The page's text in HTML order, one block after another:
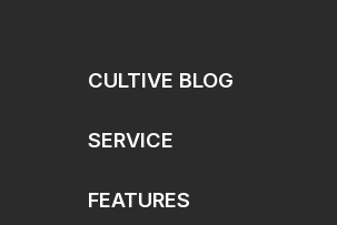
CULTIVE BLOG
SERVICE
FEATURES